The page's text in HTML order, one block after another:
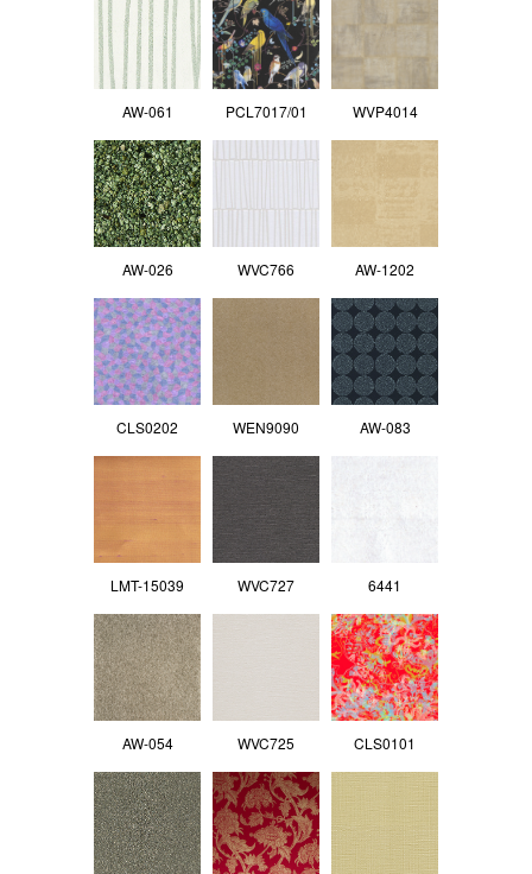
AW-061 PCL7017/01 WVP4014
AW-026 WVC766 AW-1202
CLS0202 WEN9090 AW-083
LMT-15039 WVC727 6441
AW-054 WVC725 CLS0101